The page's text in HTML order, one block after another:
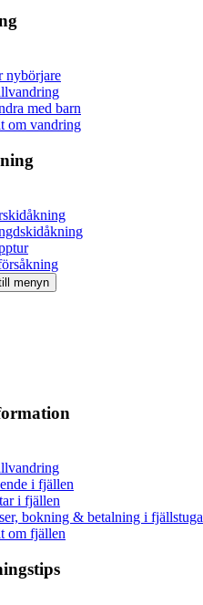
nybörjare
med barn
om vandring
menyn
i fjällen
i fjällen
bokning & betalning i fjällstuga
om fjällen